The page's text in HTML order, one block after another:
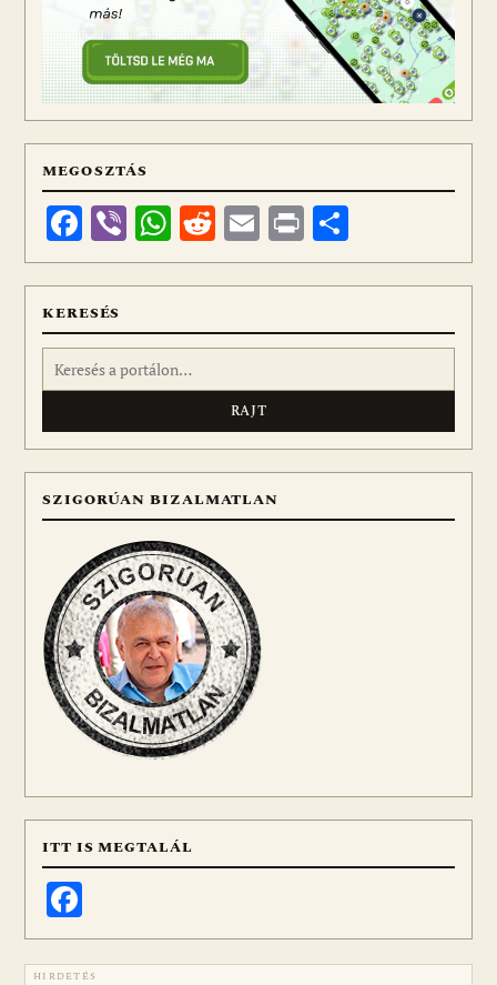
MEGOSZTÁS
Facebook
ViberWhatsApp
Reddit
Email
Print
meg
KERESÉS
Keresés:
SZIGORÚAN BIZALMATLAN
ITT IS MEGTALÁL
HIRDETÉS